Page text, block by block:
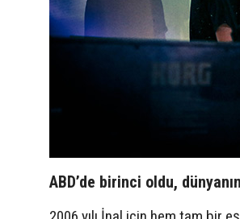
ABD’de birinci oldu,